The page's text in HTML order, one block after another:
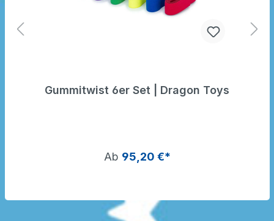
Gummitwist 6er Set | Dragon Toys
Ab 95,20 €*